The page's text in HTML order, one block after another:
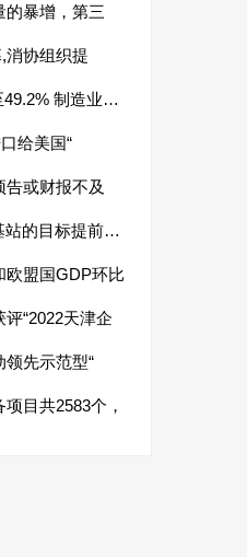
的暴增，第三
消协组织提
制造业景气面
给美国“
或财报不及
目标提前超额
欧盟国GDP环比
“2022天津企
先示范型“
目共2583个，